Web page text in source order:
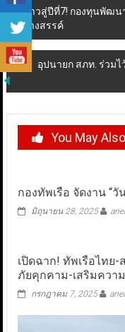
Post
navigation
ก้าวสู่ปีที่7! กองทุนพัฒน
สร้างสรรค์
อุปนายก สภท. ร่วมไ
You May
กองทัพเรือ จัดงาน “วั
มิถุนายน 28, 2025
เปิดฉาก! ทัพเรือไทย-
ภัยคุกคาม-เสริมควา
กรกฎาคม 7, 2025